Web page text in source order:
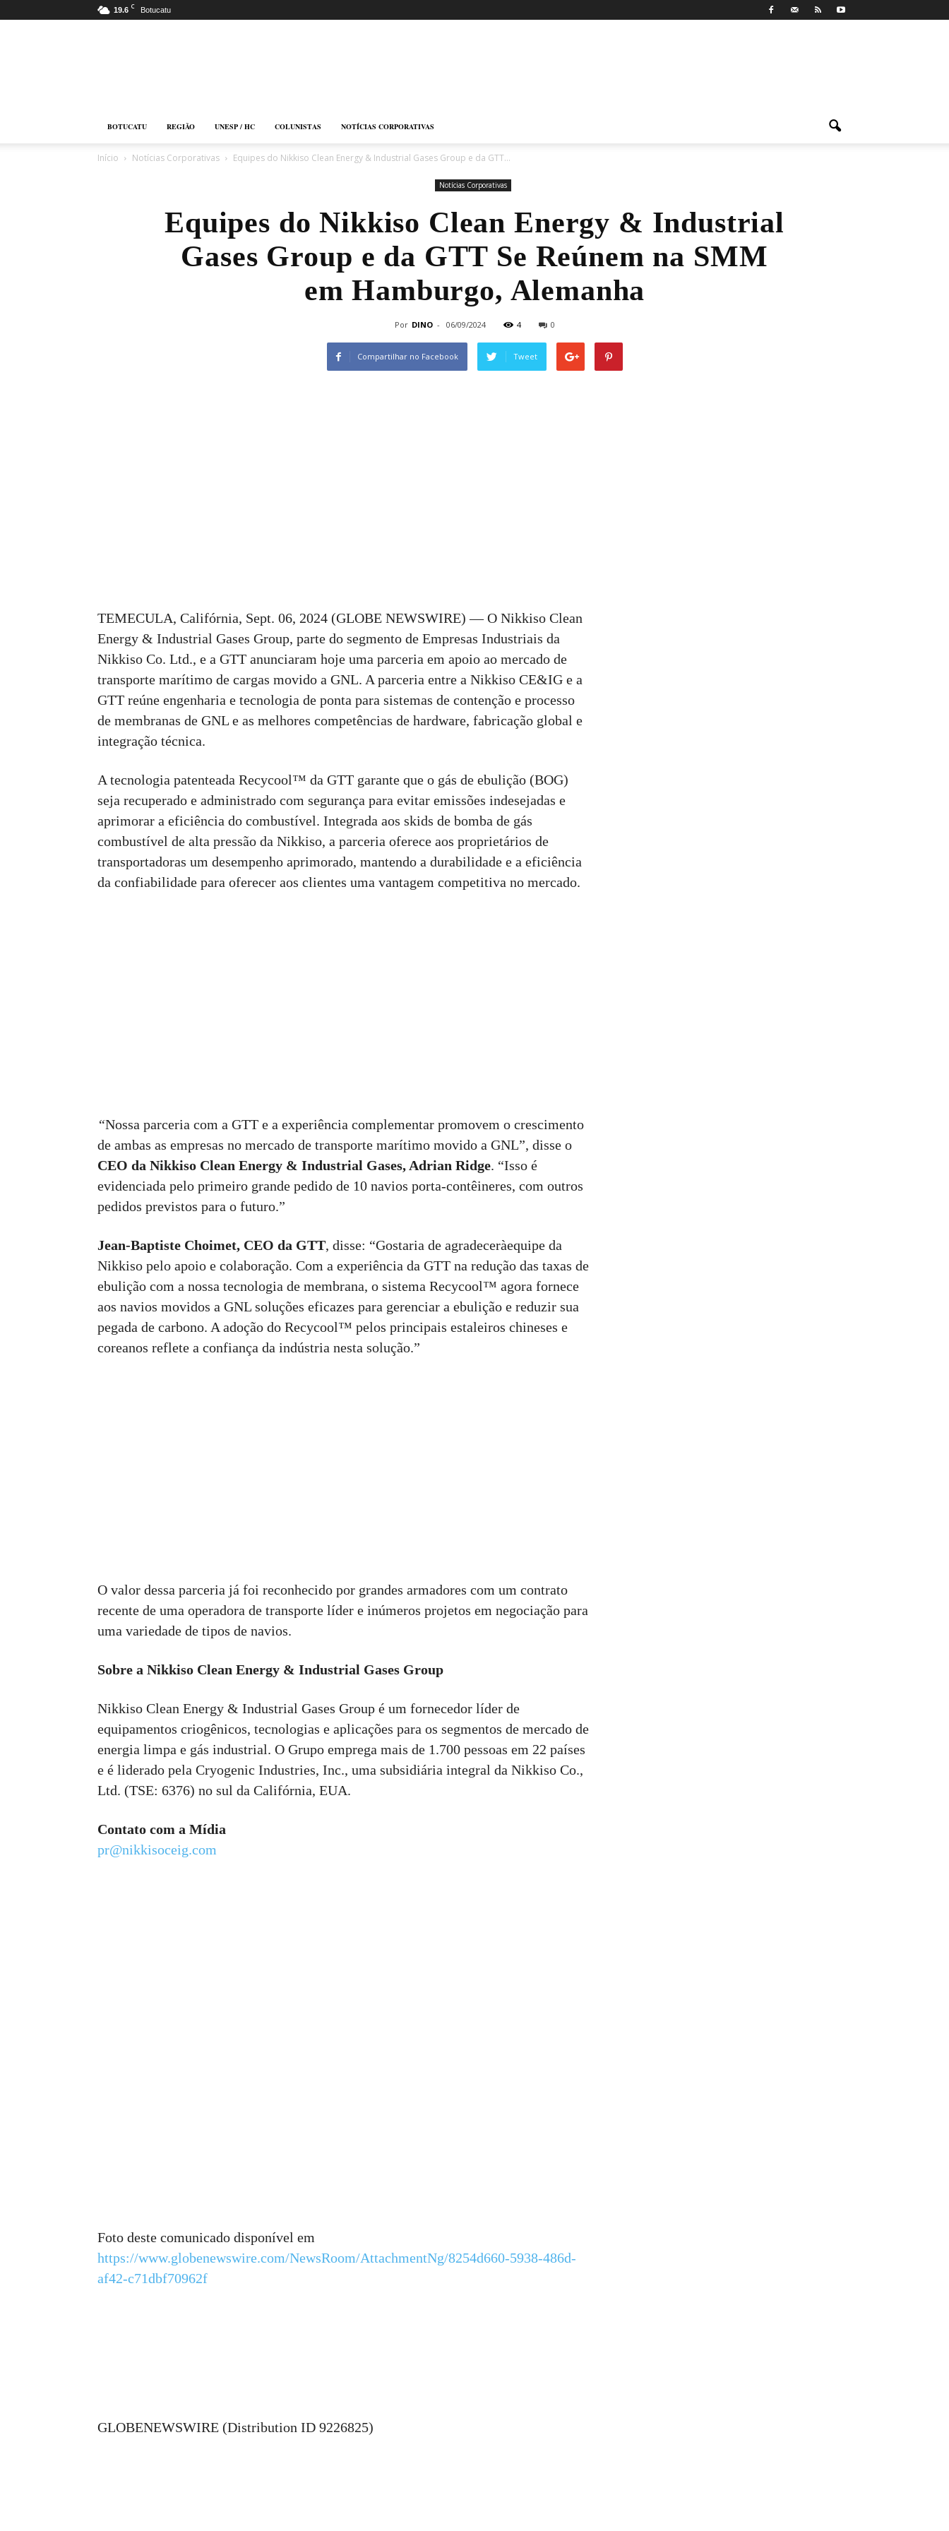
19.6 C Botucatu
BOTUCATU REGIÃO UNESP / HC COLUNISTAS NOTÍCIAS CORPORATIVAS
Início Notícias Corporativas Equipes do Nikkiso Clean Energy & Industrial Gases Group e da GTT...
Notícias Corporativas
Equipes do Nikkiso Clean Energy & Industrial
Gases Group e da GTT Se Reúnem na SMM
em Hamburgo, Alemanha
Por DINO - 06/09/2024 4 0
Compartilhar no Facebook Tweet
TEMECULA, Califórnia, Sept. 06, 2024 (GLOBE NEWSWIRE) — O Nikkiso Clean
Energy & Industrial Gases Group, parte do segmento de Empresas Industriais da
Nikkiso Co. Ltd., e a GTT anunciaram hoje uma parceria em apoio ao mercado de
transporte marítimo de cargas movido a GNL. A parceria entre a Nikkiso CE&IG e a
GTT reúne engenharia e tecnologia de ponta para sistemas de contenção e processo
de membranas de GNL e as melhores competências de hardware, fabricação global e
integração técnica.
A tecnologia patenteada Recycool™ da GTT garante que o gás de ebulição (BOG)
seja recuperado e administrado com segurança para evitar emissões indesejadas e
aprimorar a eficiência do combustível. Integrada aos skids de bomba de gás
combustível de alta pressão da Nikkiso, a parceria oferece aos proprietários de
transportadoras um desempenho aprimorado, mantendo a durabilidade e a eficiência
da confiabilidade para oferecer aos clientes uma vantagem competitiva no mercado.
“Nossa parceria com a GTT e a experiência complementar promovem o crescimento
de ambas as empresas no mercado de transporte marítimo movido a GNL”, disse o
CEO da Nikkiso Clean Energy & Industrial Gases, Adrian Ridge. “Isso é
evidenciada pelo primeiro grande pedido de 10 navios porta-contêineres, com outros
pedidos previstos para o futuro.”
Jean-Baptiste Choimet, CEO da GTT, disse: “Gostaria de agradeceràequipe da
Nikkiso pelo apoio e colaboração. Com a experiência da GTT na redução das taxas de
ebulição com a nossa tecnologia de membrana, o sistema Recycool™ agora fornece
aos navios movidos a GNL soluções eficazes para gerenciar a ebulição e reduzir sua
pegada de carbono. A adoção do Recycool™ pelos principais estaleiros chineses e
coreanos reflete a confiança da indústria nesta solução.”
O valor dessa parceria já foi reconhecido por grandes armadores com um contrato
recente de uma operadora de transporte líder e inúmeros projetos em negociação para
uma variedade de tipos de navios.
Sobre a Nikkiso Clean Energy & Industrial Gases Group
Nikkiso Clean Energy & Industrial Gases Group é um fornecedor líder de
equipamentos criogênicos, tecnologias e aplicações para os segmentos de mercado de
energia limpa e gás industrial. O Grupo emprega mais de 1.700 pessoas em 22 países
e é liderado pela Cryogenic Industries, Inc., uma subsidiária integral da Nikkiso Co.,
Ltd. (TSE: 6376) no sul da Califórnia, EUA.
Contato com a Mídia
pr@nikkisoceig.com
Foto deste comunicado disponível em
https://www.globenewswire.com/NewsRoom/AttachmentNg/8254d660-5938-486d-
af42-c71dbf70962f
GLOBENEWSWIRE (Distribution ID 9226825)